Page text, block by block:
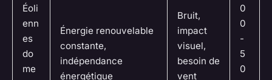
Éoli
enn
es
do
me
Énergie renouvelable
constante,
indépendance
énergétique
Bruit,
impact
visuel,
besoin de
vent
0
0
-
5
0